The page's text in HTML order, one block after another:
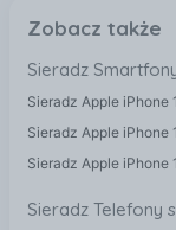
Zobacz także
Sieradz
Sieradz Apple iPhone
Sieradz Apple iPhone
Sieradz Apple iPhone
Sieradz Telefony